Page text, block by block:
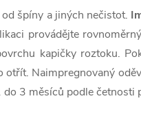
špíny a jiných nečistot.
provádějte
kapičky roztoku.
Naimpregnovaný
3 měsíců podle četnosti